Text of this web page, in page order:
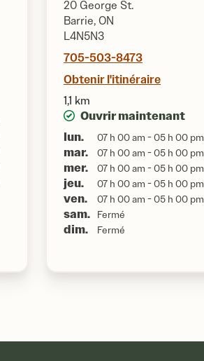
20 George St.
Barrie, ON
L4N5N3
705-503-8473
Obtenir l'itinéraire
1,1 km
Ouvrir maintenant
lun.
07 h 00 am - 05 h 00 pm
mar. 07 h 00 am - 05 h 00 pm
mer. 07 h 00 am - 05 h 00 pm
jeu. 07 h 00 am - 05 h 00 pm
ven. 07 h 00 am - 05 h 00 pm
sam. Fermé
dim. Fermé